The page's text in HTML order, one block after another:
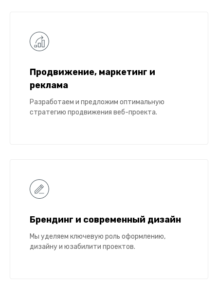
Продвижение, маркетинг и
реклама
Разработаем и предложим оптимальную
стратегию продвижения веб-проекта.
Брендинг и современный дизайн
Мы уделяем ключевую роль оформлению,
дизайну и юзабилити проектов.